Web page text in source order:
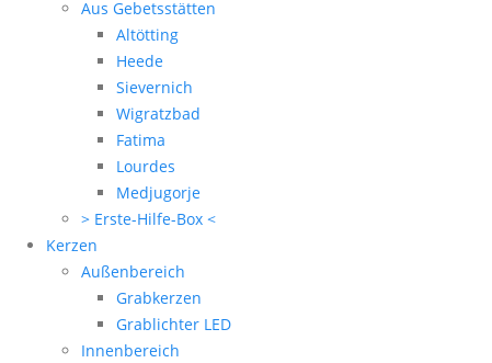
Aus Gebetsstätten
Altötting
Heede
Sievernich
Wigratzbad
Fatima
Lourdes
Medjugorje
> Erste-Hilfe-Box <
Kerzen
Außenbereich
Grabkerzen
Grablichter LED
Innenbereich